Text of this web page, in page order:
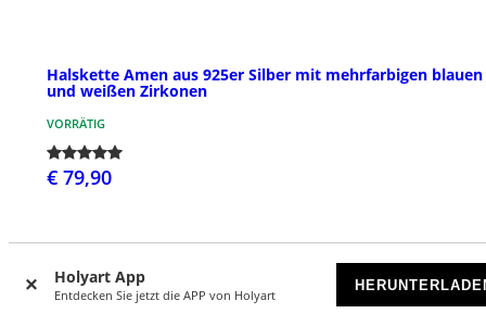
Holyart App
Entdecken Sie jetzt die APP von Holyart
Halskette Amen aus 925er Silber mit mehrfarbigen blauen
und weißen Zirkonen
VORRÄTIG
€ 79,90